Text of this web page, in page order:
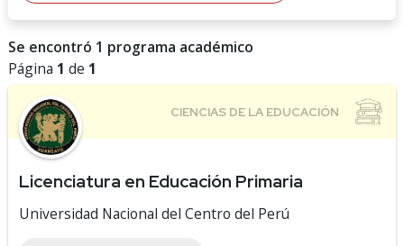
Se encontró 1 programa académico
Página 1 de 1
Licenciatura en Educación Primaria
Universidad Nacional del Centro del Perú